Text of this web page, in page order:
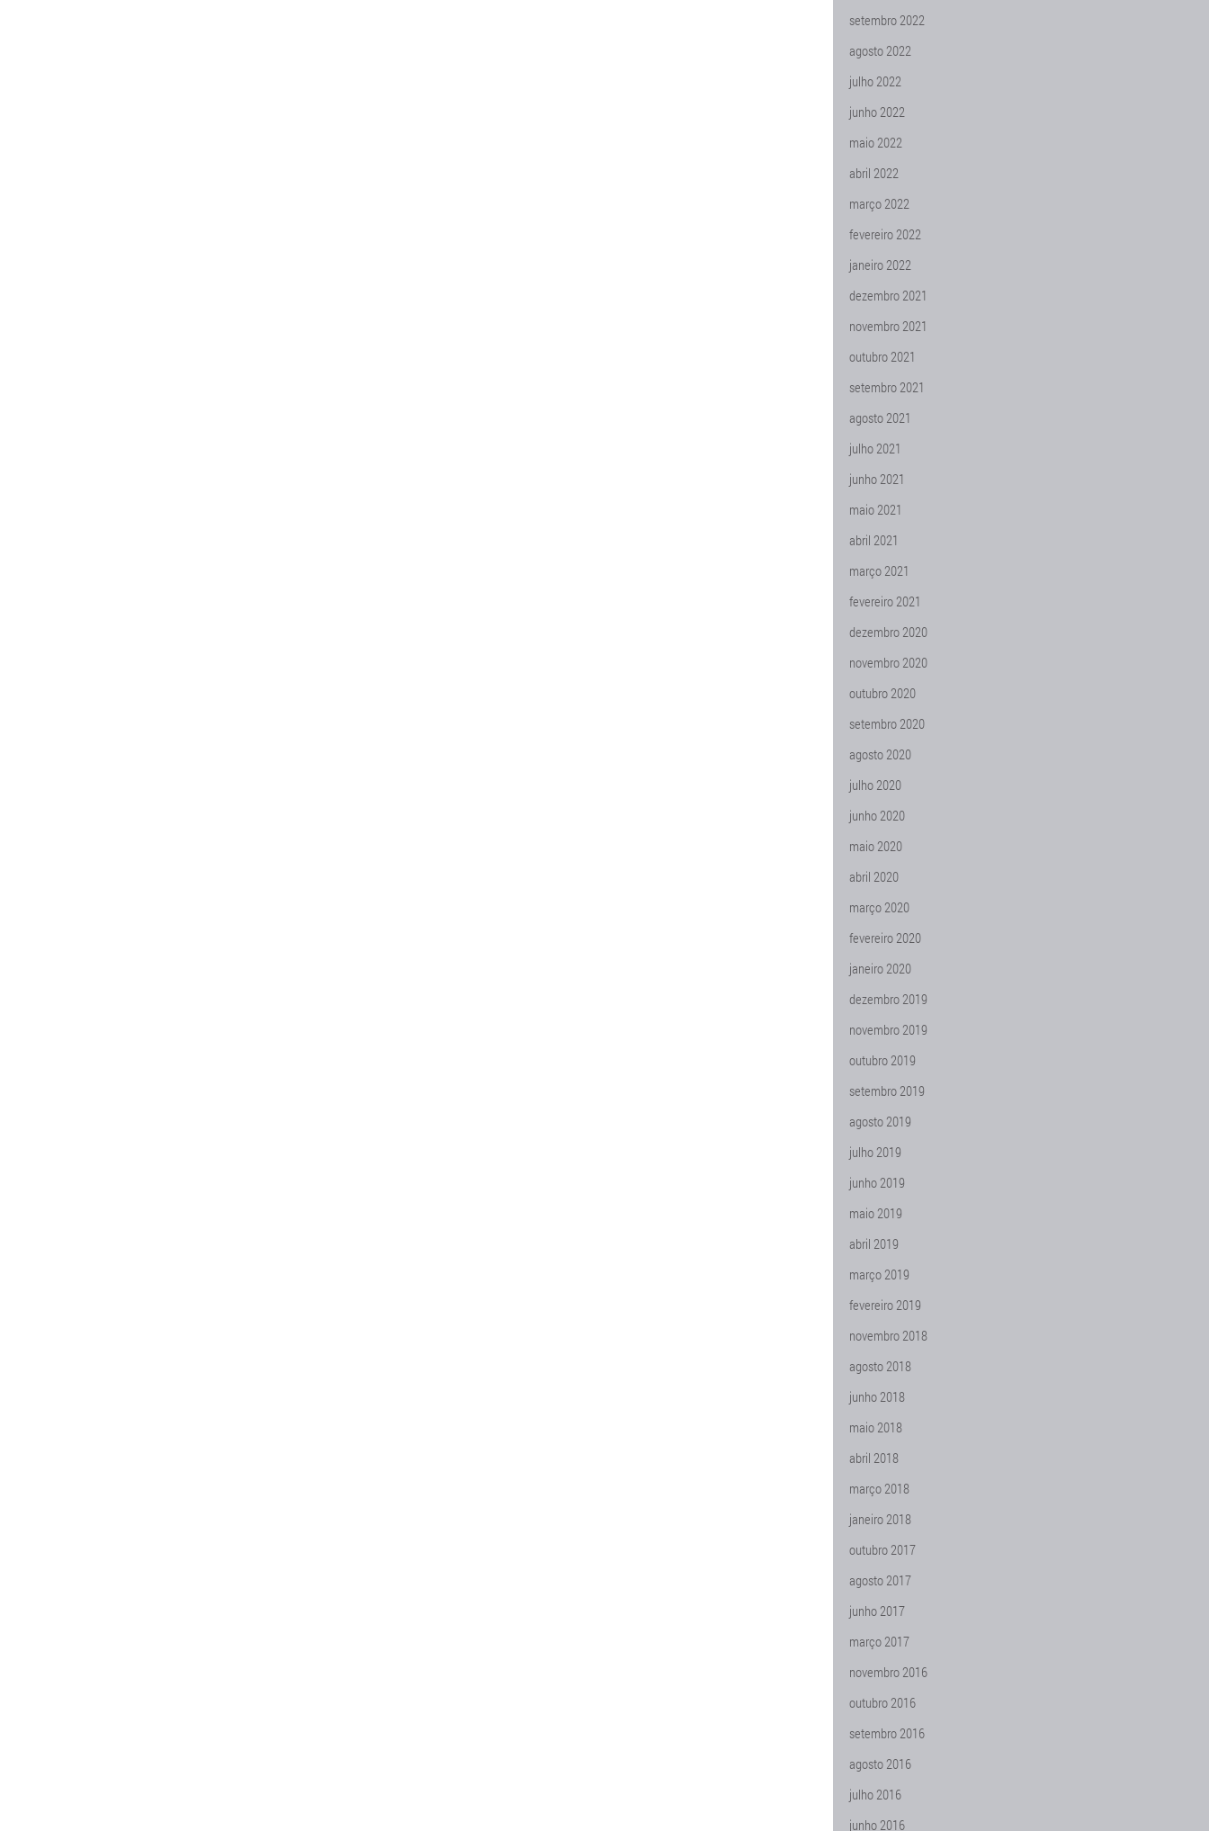
setembro 2022
agosto 2022
julho 2022
junho 2022
maio 2022
abril 2022
março 2022
fevereiro 2022
janeiro 2022
dezembro 2021
novembro 2021
outubro 2021
setembro 2021
agosto 2021
julho 2021
junho 2021
maio 2021
abril 2021
março 2021
fevereiro 2021
dezembro 2020
novembro 2020
outubro 2020
setembro 2020
agosto 2020
julho 2020
junho 2020
maio 2020
abril 2020
março 2020
fevereiro 2020
janeiro 2020
dezembro 2019
novembro 2019
outubro 2019
setembro 2019
agosto 2019
julho 2019
junho 2019
maio 2019
abril 2019
março 2019
fevereiro 2019
novembro 2018
agosto 2018
junho 2018
maio 2018
abril 2018
março 2018
janeiro 2018
outubro 2017
agosto 2017
junho 2017
março 2017
novembro 2016
outubro 2016
setembro 2016
agosto 2016
julho 2016
junho 2016